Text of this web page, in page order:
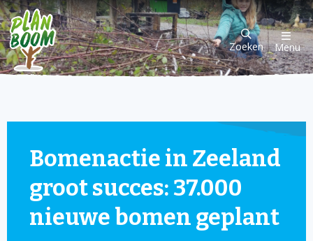
Zoeken Menu
Bomenactie in Zeeland
groot succes: 37.000
nieuwe bomen geplant